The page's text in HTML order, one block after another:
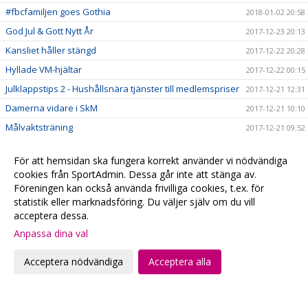
#fbcfamiljen goes Gothia 2018-01-02 20:58
God Jul & Gott Nytt År 2017-12-23 20:13
Kansliet håller stängd 2017-12-22 20:28
Hyllade VM-hjältar 2017-12-22 00:15
Julklappstips 2 - Hushållsnära tjänster till medlemspriser 2017-12-21 12:31
Damerna vidare i SkM 2017-12-21 10:10
Målvaktsträning 2017-12-21 09:52
0 poäng... 2017-12-17 01:35
FRI ENTRÉ 2017-12-15 20:16
Ta med kastarmen på lördag! 2017-12-15 20:13
Musikhjälpen - Malmö FBCs insamlingsbössa
VI HAR EN VÄRLDSMÄSTARE
CECILIA DINARDO HISTORISK
För att hemsidan ska fungera korrekt använder vi nödvändiga
cookies från SportAdmin. Dessa går inte att stänga av.
Föreningen kan också använda frivilliga cookies, t.ex. för
statistik eller marknadsföring. Du väljer själv om du vill
acceptera dessa.
Anpassa dina val
Acceptera nödvändiga Acceptera alla